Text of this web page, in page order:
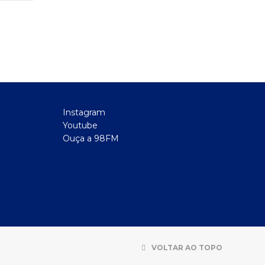
Instagram
Youtube
Ouça a 98FM
VOLTAR AO TOPO